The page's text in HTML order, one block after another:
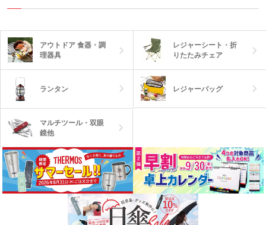
アウトドア 食器・調
理器具
レジャーシート・折
りたたみチェア
ランタン レジャーバッグ
マルチツール・双眼
鏡他